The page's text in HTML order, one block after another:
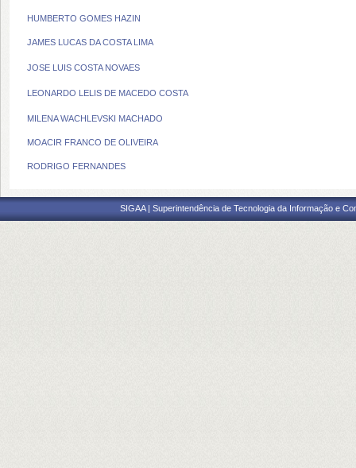
HUMBERTO GOMES HAZIN
JAMES LUCAS DA COSTA LIMA
JOSE LUIS COSTA NOVAES
LEONARDO LELIS DE MACEDO COSTA
MILENA WACHLEVSKI MACHADO
MOACIR FRANCO DE OLIVEIRA
RODRIGO FERNANDES
SIGAA | Superintendência de Tecnologia da Informação e